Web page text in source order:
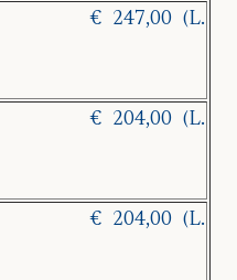
€ 247,00 (L.
€ 204,00 (L.
€ 204,00 (L.